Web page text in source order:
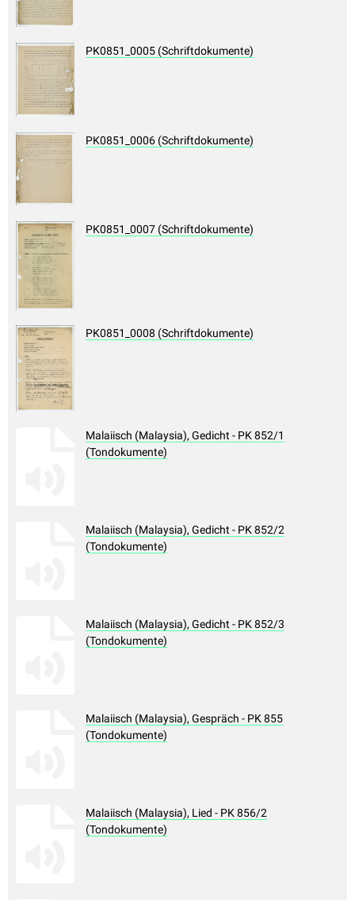
PK0851_0005 (Schriftdokumente)
PK0851_0006 (Schriftdokumente)
PK0851_0007 (Schriftdokumente)
PK0851_0008 (Schriftdokumente)
Malaiisch (Malaysia), Gedicht - PK 852/1
(Tondokumente)
Malaiisch (Malaysia), Gedicht - PK 852/2
(Tondokumente)
Malaiisch (Malaysia), Gedicht - PK 852/3
(Tondokumente)
Malaiisch (Malaysia), Gespräch - PK 855
(Tondokumente)
Malaiisch (Malaysia), Lied - PK 856/2
(Tondokumente)